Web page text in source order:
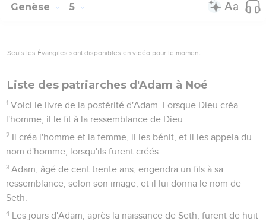
Genèse 5
Seuls les Évangiles sont disponibles en vidéo pour le moment.
Liste des patriarches d'Adam à Noé
1 Voici le livre de la postérité d'Adam. Lorsque Dieu créa
l'homme, il le fit à la ressemblance de Dieu.
2 Il créa l'homme et la femme, il les bénit, et il les appela du
nom d'homme, lorsqu'ils furent créés.
3 Adam, âgé de cent trente ans, engendra un fils à sa
ressemblance, selon son image, et il lui donna le nom de
Seth.
4 Les jours d'Adam, après la naissance de Seth, furent de huit